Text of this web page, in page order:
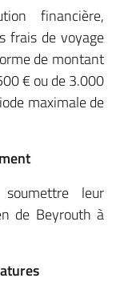
financière,
frais de voyage
de montant
€ ou de 3.000
maximale de
leur
de Beyrouth à